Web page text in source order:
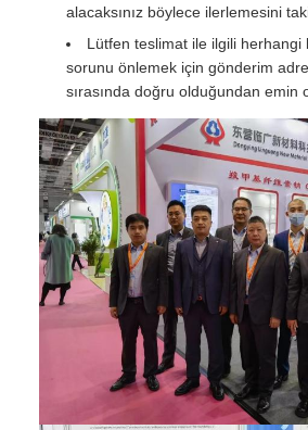
alacaksınız böylece ilerlemesini
Lütfen teslimat ile ilgili herhangi
sorunu önlemek için gönderim
sırasında doğru olduğundan emin